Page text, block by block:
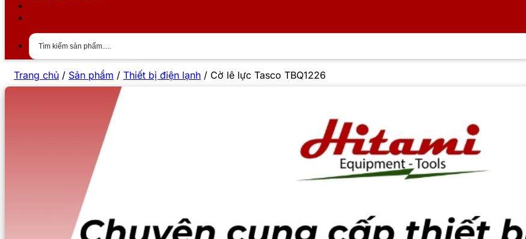
Trang chủ / Sản phẩm / Thiết bị điện lạnh / Cờ lê lực Tasco TBQ1226